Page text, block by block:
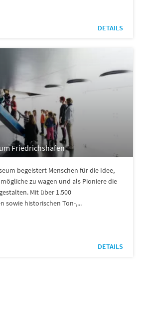
DETAILS
Friedrichshafen
begeistert Menschen für die Idee,
zu wagen und als Pioniere die
Mit über 1.500
sowie historischen Ton-,...
DETAILS